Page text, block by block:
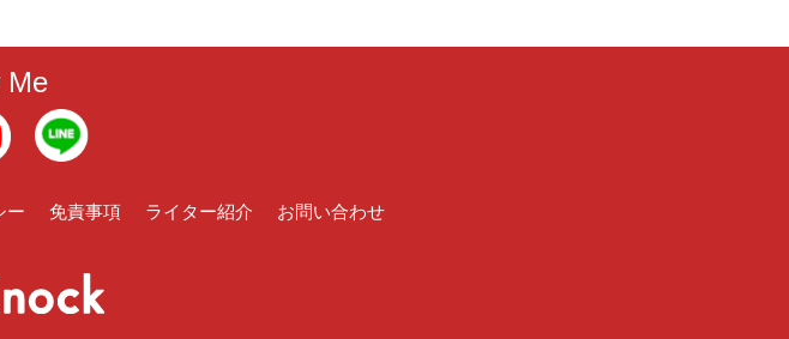
Me
ー 免責事項 ライター紹介 お問い合わせ